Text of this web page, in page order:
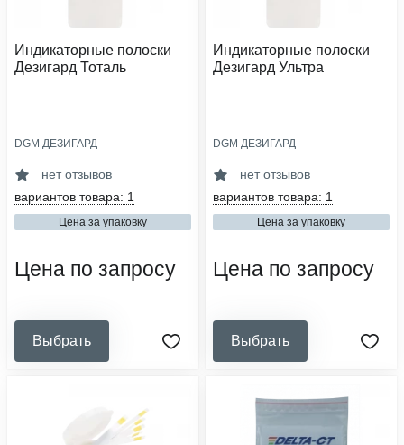
Индикаторные полоски
Дезигард Тоталь
область применения:
дезинфекция
100
сфера деятельности:
стоматология, ветеринарные
клиники, аптеки,
DGM ДЕЗИГАРД
нет отзывов
вариантов товара: 1
Цена за упаковку
Цена по запросу
Выбрать
Индикаторные полоски
Дезигард Ультра
область применения:
дезинфекция
100
сфера деятельности:
стоматология, ветеринарные
клиники, аптеки,
DGM ДЕЗИГАРД
нет отзывов
вариантов товара: 1
Цена за упаковку
Цена по запросу
Выбрать